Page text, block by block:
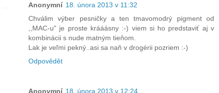
Anonymní 18. února 2013 v 11:32
Chválim výber pesničky a ten tmavomodrý pigment od
,,MAC-u" je proste krááásny :-) viem si ho predstaviť aj v
kombinácii s nude matným tieňom.
Lak je veľmi pekný..asi sa naň v drogérii pozriem :-)
Odpovědět
Anonymní 18. února 2013 v 12:24